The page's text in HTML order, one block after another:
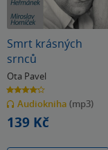
Smrt krásných
srnců
Ota Pavel
4.2
z
5
hvězdiček
Audiokniha (mp3)
139 Kč